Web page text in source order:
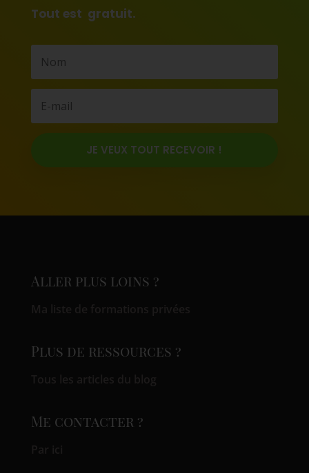
Tout est gratuit.
JE VEUX TOUT RECEVOIR !
Aller plus loins ?
Plus de ressources ?
Me contacter ?